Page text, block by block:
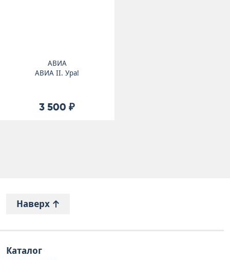
АВИА
АВИА II. Ура!
3 500 ₽
Наверх
Каталог